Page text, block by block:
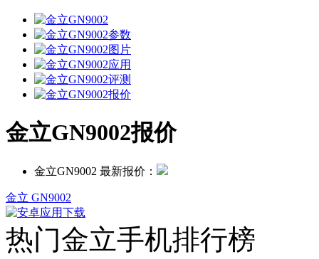
金立GN9002报价
金立GN9002 最新报价：
金立 GN9002
热门金立手机排行榜